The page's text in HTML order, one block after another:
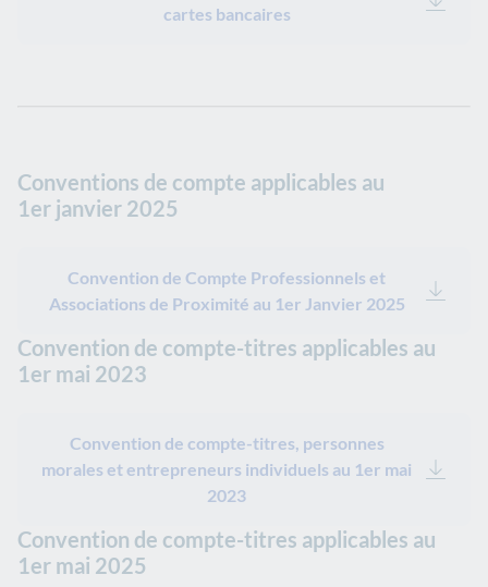
cartes bancaires
Conventions de compte applicables au
1er janvier 2025
Convention de Compte Professionnels et
Associations de Proximité au 1er Janvier 2025
Convention de compte-titres applicables au
1er mai 2023
Convention de compte-titres, personnes
morales et entrepreneurs individuels au 1er mai
2023
Convention de compte-titres applicables au
1er mai 2025